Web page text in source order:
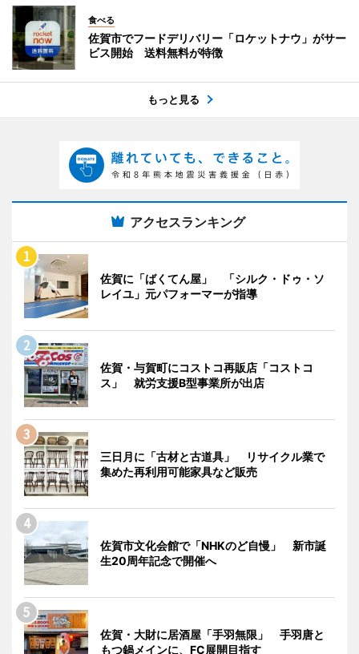
食べる
佐賀市でフードデリバリー「ロケットナウ」がサー
ビス開始 送料無料が特徴
もっと見る
アクセスランキング
佐賀に「ばくてん屋」 「シルク・ドゥ・ソ
レイユ」元パフォーマーが指導
佐賀・与賀町にコストコ再販店「コストコ
ス」 就労支援B型事業所が出店
三日月に「古材と古道具」 リサイクル業で
集めた再利用可能家具など販売
佐賀市文化会館で「NHKのど自慢」 新市誕
生20周年記念で開催へ
佐賀・大財に居酒屋「手羽無限」 手羽唐と
もつ鍋メインに、FC展開目指す